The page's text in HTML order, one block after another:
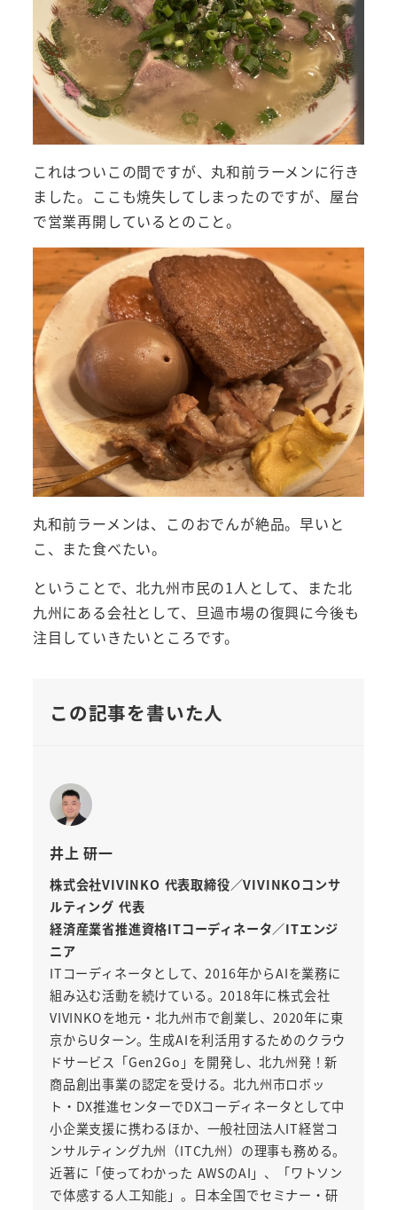
これはついこの間ですが、丸和前ラーメンに行き
ました。ここも焼失してしまったのですが、屋台
で営業再開しているとのこと。
丸和前ラーメンは、このおでんが絶品。早いと
こ、また食べたい。
ということで、北九州市民の1人として、また北
九州にある会社として、旦過市場の復興に今後も
注目していきたいところです。
この記事を書いた人
井上 研一
株式会社VIVINKO 代表取締役／VIVINKOコンサ
ルティング 代表
経済産業省推進資格ITコーディネータ／ITエンジ
ニア
ITコーディネータとして、2016年からAIを業務に
組み込む活動を続けている。2018年に株式会社
VIVINKOを地元・北九州市で創業し、2020年に東
京からUターン。生成AIを利活用するためのクラウ
ドサービス「Gen2Go」を開発し、北九州発！新
商品創出事業の認定を受ける。北九州市ロボッ
ト・DX推進センターでDXコーディネータとして中
小企業支援に携わるほか、一般社団法人IT経営コ
ンサルティング九州（ITC九州）の理事も務める。
近著に「使ってわかった AWSのAI」、「ワトソン
で体感する人工知能」。日本全国でセミナー・研